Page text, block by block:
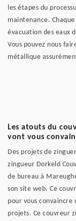
les étapes du
maintenance.
évacuation des eaux
Vous pouvez nous
métallique
Les atouts du
vont vous
Des projets de
zingueur Dorkeld
de bureau à
son site web. Ce
pour vous
projets. Ce couvreur